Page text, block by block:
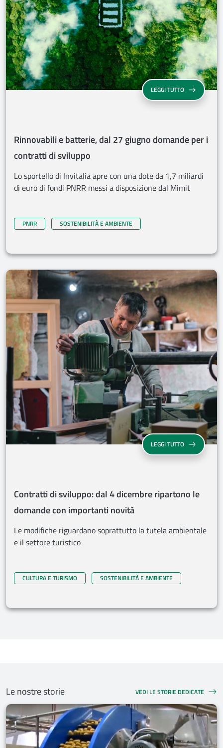
LEGGI TUTTORINNOVABILI
Rinnovabili e batterie, dal 27 giugno domande per i
contratti di sviluppo
Lo sportello di Invitalia apre con una dote da 1,7 miliardi
di euro di fondi PNRR messi a disposizione dal Mimit
PNRR SOSTENIBILITÀ E AMBIENTE
LEGGI TUTTOCONTRATTI DI
Contratti di sviluppo: dal 4 dicembre ripartono le
domande con importanti novità
Le modifiche riguardano soprattutto la tutela ambientale
e il settore turistico
CULTURA E TURISMO SOSTENIBILITÀ E AMBIENTE
Le nostre storie VEDI LE STORIE DEDICATE